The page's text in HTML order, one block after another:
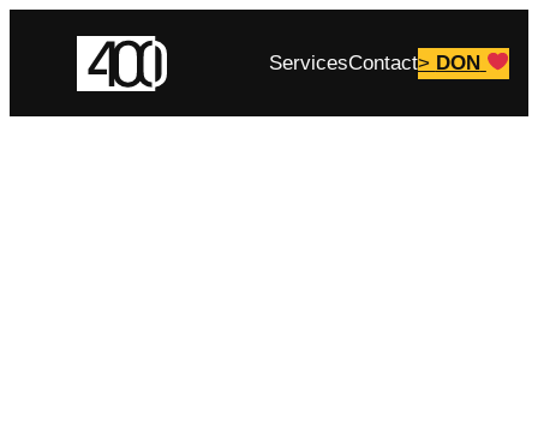
contenu
ServicesContact> DON